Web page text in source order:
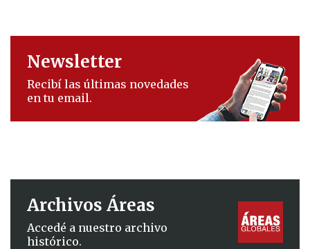
Newsletter
Recibí las últimas novedades
en tu email.
Archivos Áreas
Accedé a nuestro archivo
histórico.